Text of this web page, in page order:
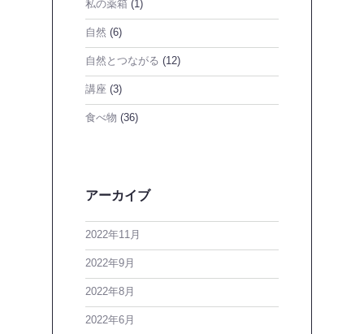
私の薬箱 (1)
自然 (6)
自然とつながる (12)
講座 (3)
食べ物 (36)
アーカイブ
2022年11月
2022年9月
2022年8月
2022年6月